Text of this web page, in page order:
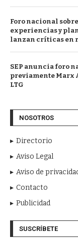
Foro nacional
experiencias y
lanzan críticas en
SEP anuncia foro
previamente Marx
LTG
NOSOTROS
Directorio
Aviso Legal
Aviso de
Contacto
Publicidad
SUSCRÍBETE